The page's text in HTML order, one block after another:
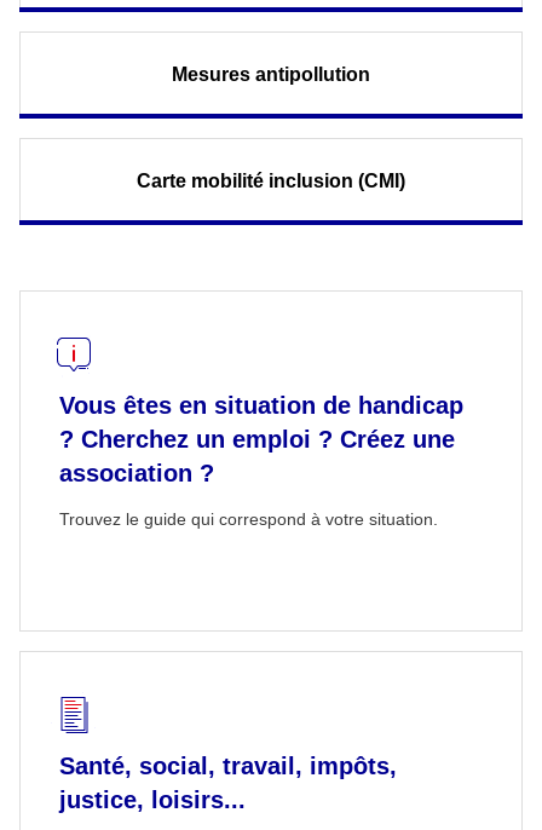
Mesures antipollution
Carte mobilité inclusion (CMI)
Vous êtes en situation de handicap
? Cherchez un emploi ? Créez une
association ?
Trouvez le guide qui correspond à votre situation.
Santé, social, travail, impôts,
justice, loisirs...